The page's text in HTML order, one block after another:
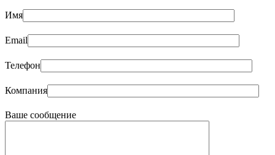
Имя
Email
Телефон
Компания
Ваше сообщение